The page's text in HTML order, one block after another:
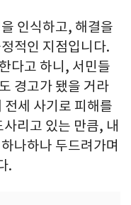
인식하고, 해결을
적인 지점입니다.
다고 하니, 서민들
경고가 됐을 거라
세 사기로 피해를
리고 있는 만큼, 내
나하나 두드려가며
.